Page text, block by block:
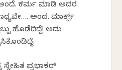
ಅಂದೆ. ಕರ್ಮ ಮಾಡಿ ಅದರ
ಅಂದ. ಮಾರ್ಕ್ಸ್
ಹೊಡೆದಿದ್ದೆ! ಅದು
ಸ್ನೇಹಿತ ಪ್ರಭಾಕರ್